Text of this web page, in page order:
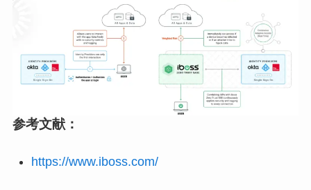
参考文献：
https://www.iboss.com/